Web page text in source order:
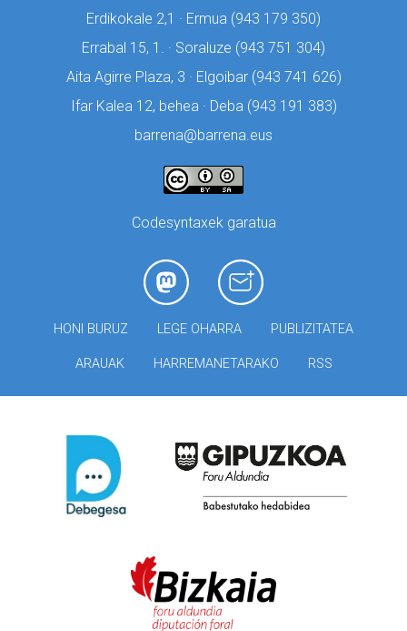
Erdikokale 2,1 · Ermua (943 179 350)
Errabal 15, 1. · Soraluze (943 751 304)
Aita Agirre Plaza, 3 · Elgoibar (943 741 626)
Ifar Kalea 12, behea · Deba (943 191 383)
barrena@barrena.eus
Codesyntaxek garatua
HONI BURUZ LEGE OHARRA PUBLIZITATEA
ARAUAK HARREMANETARAKO RSS